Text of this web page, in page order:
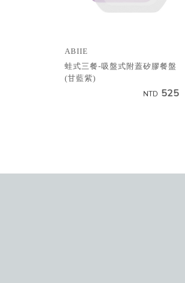
ABIIE
蛙式三餐-吸盤式附蓋矽膠餐盤
(甘藍紫)
NTD 525